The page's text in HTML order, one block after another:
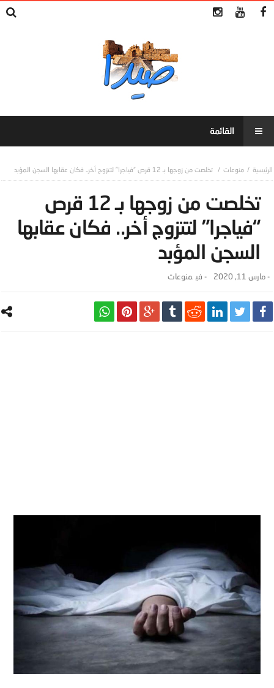
منوعات تخلصت من زوجها بـ 12 قرص “فياجرا” لتتزوج أخر.. فكان عقابها السجن المؤبد
تخلصت من زوجها بـ 12 قرص
“فياجرا” لتتزوج أخر.. فكان عقابها
السجن المؤبد
-مارس 11, 2020 - ‎في منوعات